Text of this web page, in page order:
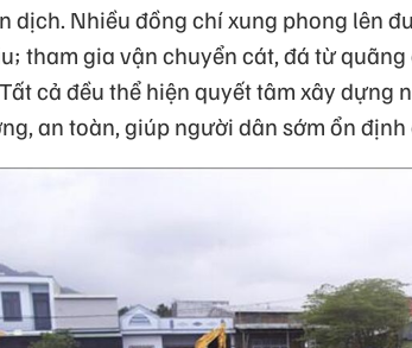
dịch. Nhiều đồng chí xung phong lên
tham gia vận chuyển cát, đá từ
cả đều thể hiện quyết tâm xây dựng
an toàn, giúp người dân sớm ổn